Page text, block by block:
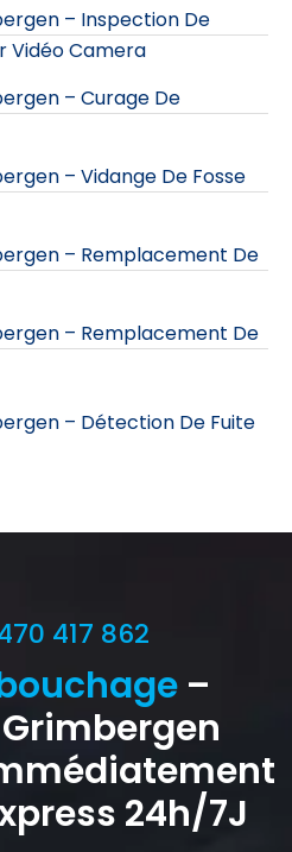
– Inspection De
Vidéo Camera
– Curage De
– Vidange De Fosse
– Remplacement De
– Remplacement De
– Détection De Fuite
417 862
–
24h/7J